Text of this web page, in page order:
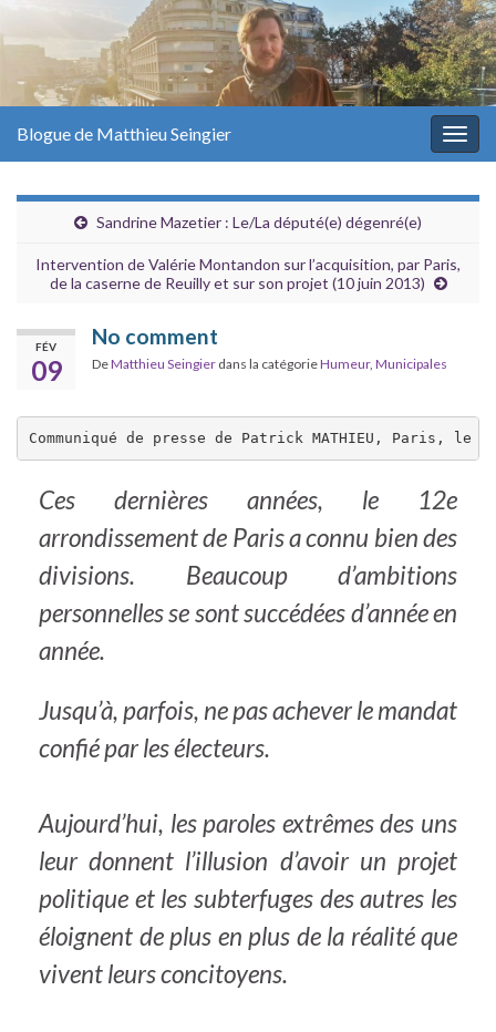
Blogue de Matthieu Seingier
Sandrine Mazetier : Le/La député(e) dégenré(e)
Intervention de Valérie Montandon sur l’acquisition, par Paris,
de la caserne de Reuilly et sur son projet (10 juin 2013)
FÉV
09
No comment
DeMatthieu Seingier dans la catégorieHumeur, Municipales
Communiqué de presse de Patrick MATHIEU, Paris, le
Ces dernières années, le 12e
arrondissement de Paris a connu bien des
divisions. Beaucoup d’ambitions
personnelles se sont succédées d’année en
année.
Jusqu’à, parfois, ne pas achever le mandat
confié par les électeurs.
Aujourd’hui, les paroles extrêmes des uns
leur donnent l’illusion d’avoir un projet
politique et les subterfuges des autres les
éloignent de plus en plus de la réalité que
vivent leurs concitoyens.